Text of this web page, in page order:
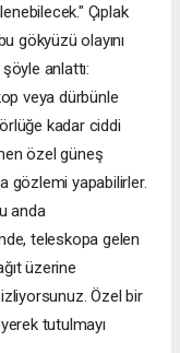
Çıplak
gökyüzü olayını
anlattı:
veya dürbünle
kadar ciddi
özel güneş
gözlemi yapabilirler.
anda
teleskopa gelen
üzerine
izliyorsunuz. Özel bir
tutulmayı